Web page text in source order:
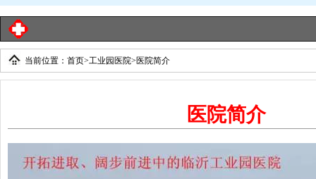
康复科
当前位置： 首页>工业园医院> 医院简介
医院简介